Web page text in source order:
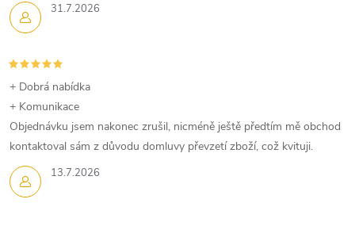
p
v
k
y
v
ý
31.7.2026
13.7.2026
+ Dobrá nabídka
+ Komunikace
Objednávku jsem nakonec zrušil, nicméně ještě předtím mě obchod
kontaktoval sám z důvodu domluvy převzetí zboží, což kvituji.